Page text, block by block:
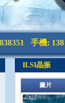
手機: 138
ILSI晶振
圖片